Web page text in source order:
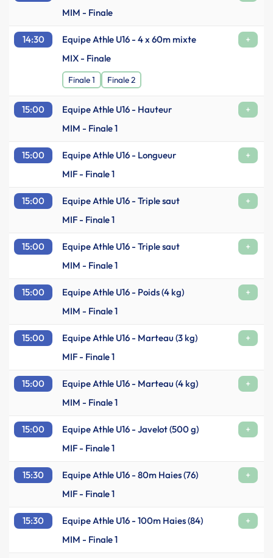
MIM - Finale
14:30 Equipe Athle U16 - 4 x 60m mixte
+
MIX - Finale
Finale 1 Finale 2
15:00 Equipe Athle U16 - Hauteur
+
MIM - Finale 1
15:00 Equipe Athle U16 - Longueur
+
MIF - Finale 1
15:00 Equipe Athle U16 - Triple saut
+
MIF - Finale 1
15:00 Equipe Athle U16 - Triple saut
+
MIM - Finale 1
15:00 Equipe Athle U16 - Poids (4 kg)
+
MIM - Finale 1
15:00 Equipe Athle U16 - Marteau (3 kg)
+
MIF - Finale 1
15:00 Equipe Athle U16 - Marteau (4 kg)
+
MIM - Finale 1
15:00 Equipe Athle U16 - Javelot (500 g)
+
MIF - Finale 1
15:30 Equipe Athle U16 - 80m Haies (76)
+
MIF - Finale 1
15:30 Equipe Athle U16 - 100m Haies (84)
+
MIM - Finale 1